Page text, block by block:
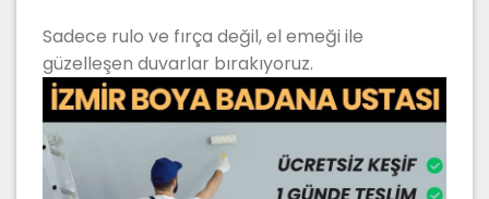
Sadece rulo ve fırça değil, el emeği ile
güzelleşen duvarlar bırakıyoruz.